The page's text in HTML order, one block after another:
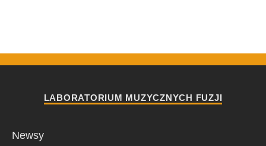
LABORATORIUM MUZYCZNYCH FUZJI
Newsy